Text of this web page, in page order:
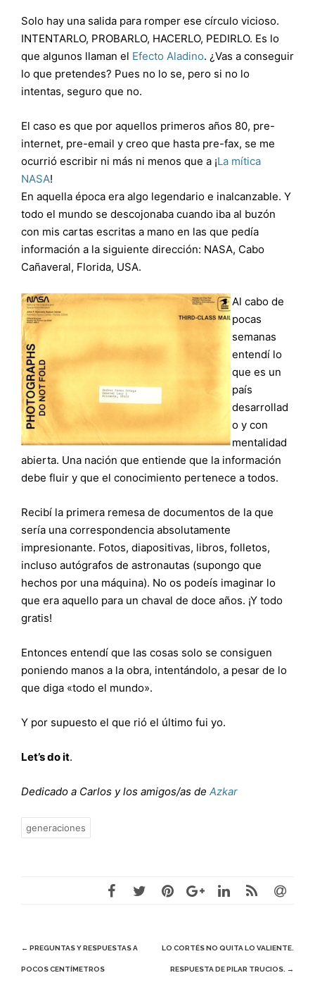
Solo hay una salida para romper ese círculo vicioso.
INTENTARLO, PROBARLO, HACERLO, PEDIRLO. Es lo
que algunos llaman el Efecto Aladino. ¿Vas a conseguir
lo que pretendes? Pues no lo se, pero si no lo
intentas, seguro que no.
El caso es que por aquellos primeros años 80, pre-
internet, pre-email y creo que hasta pre-fax, se me
ocurrió escribir ni más ni menos que a ¡La mítica
NASA!
En aquella época era algo legendario e inalcanzable. Y
todo el mundo se descojonaba cuando iba al buzón
con mis cartas escritas a mano en las que pedía
información a la siguiente dirección: NASA, Cabo
Cañaveral, Florida, USA.
Al cabo de
pocas
semanas
entendí lo
que es un
país
desarrollad
o y con
mentalidad
abierta. Una nación que entiende que la información
debe fluir y que el conocimiento pertenece a todos.
Recibí la primera remesa de documentos de la que
sería una correspondencia absolutamente
impresionante. Fotos, diapositivas, libros, folletos,
incluso autógrafos de astronautas (supongo que
hechos por una máquina). No os podeís imaginar lo
que era aquello para un chaval de doce años. ¡Y todo
gratis!
Entonces entendí que las cosas solo se consiguen
poniendo manos a la obra, intentándolo, a pesar de lo
que diga «todo el mundo».
Y por supuesto el que rió el último fui yo.
Let’s do it.
Dedicado a Carlos y los amigos/as de Azkar
generaciones
Navegación
de
← PREGUNTAS Y RESPUESTAS A
POCOS CENTÍMETROS
LO CORTÉS NO QUITA LO VALIENTE.
RESPUESTA DE PILAR TRUCIOS. →